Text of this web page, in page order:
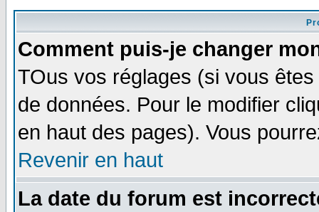
Comment puis-je changer
TOus vos réglages (si vous
de données. Pour le modifier
en haut des pages). Vous
Revenir en haut
La date du forum est